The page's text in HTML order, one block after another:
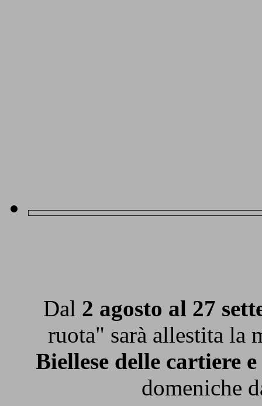
Dal 2 agosto al 27
ruota" sarà allestita la
Biellese delle cartiere
domeniche